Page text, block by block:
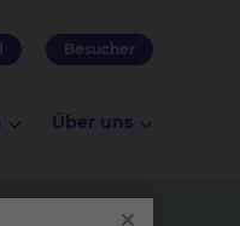
Besucher
Über uns